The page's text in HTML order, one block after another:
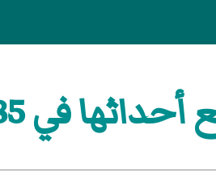
في 1985